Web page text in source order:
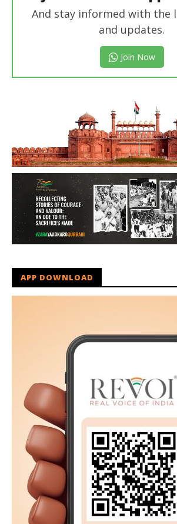
And stay informed with the
and updates.
Join Now
APP DOWNLOAD